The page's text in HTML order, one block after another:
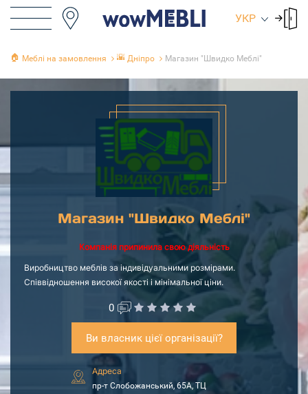
УКР
🏠 Меблі на замовлення 🌇 Дніпро Магазин "Швидко Меблі"
Магазин "Швидко Меблі"
Компанія припинила свою діяльність
Виробництво меблів за індивідуальними розмірами.
Співвідношення високої якості і мінімальної ціни.
0
Ви власник цієї організації?
Адреса
пр-т Слобожанський, 65А, ТЦ